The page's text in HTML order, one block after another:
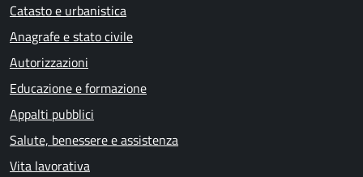
Catasto e urbanistica
Anagrafe e stato civile
Autorizzazioni
Educazione e formazione
Appalti pubblici
Salute, benessere e assistenza
Vita lavorativa